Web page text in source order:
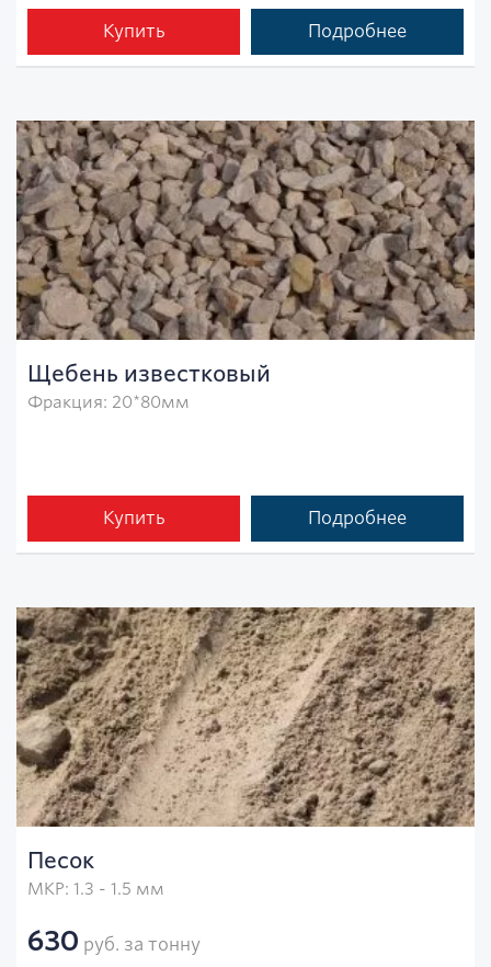
Купить Подробнее
Щебень известковый
Фракция: 20*80мм
Купить Подробнее
Песок
МКР: 1.3 - 1.5 мм
630 руб. за тонну